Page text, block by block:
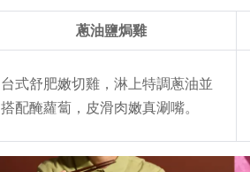
蔥油鹽焗雞
台式舒肥嫩切雞，淋上特調蔥油並
搭配醃蘿蔔，皮滑肉嫩真涮嘴。